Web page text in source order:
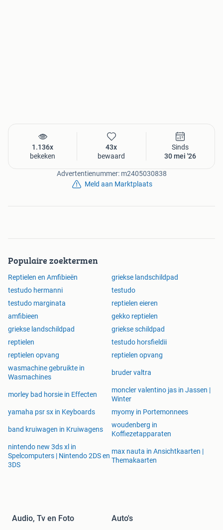
serieuze en enthousiaste liefhebbers, die zich vooraf
verdiept hebben en de dieren voor lange tijd willen
verzorgen. Ik verkoop niet aan handelaren
1.136x
bekeken
43x
bewaard
Sinds
30 mei '26
Advertentienummer: m2405030838
Meld aan Marktplaats
Populaire zoektermen
Reptielen en Amfibieën
griekse landschildpad
testudo hermanni
testudo
testudo marginata
reptielen eieren
amfibieen
gekko reptielen
griekse landschildpad
griekse schildpad
reptielen
testudo horsfieldii
reptielen opvang
reptielen opvang
wasmachine gebruikte in
Wasmachines
bruder valtra
morley bad horsie in Effecten
moncler valentino jas in Jassen |
Winter
yamaha psr sx in Keyboards
myomy in Portemonnees
band kruiwagen in Kruiwagens
woudenberg in
Koffiezetapparaten
nintendo new 3ds xl in
Spelcomputers | Nintendo 2DS en
3DS
max nauta in Ansichtkaarten |
Themakaarten
Audio, Tv en Foto Auto's